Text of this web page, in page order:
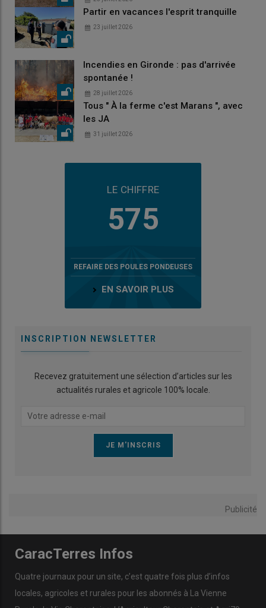
Partir en vacances l'esprit tranquille
23 juillet 2026
Incendies en Gironde : pas d'arrivée
spontanée !
28 juillet 2026
Tous " À la ferme c'est Marans ", avec
les JA
31 juillet 2026
LE CHIFFRE
575
REFAIRE DES POULES PONDEUSES
EN SAVOIR PLUS
INSCRIPTION NEWSLETTER
Recevez gratuitement une sélection d’articles sur les
actualités rurales et agricole 100% locale.
Publicité
CaracTerres Infos
Quatre journaux pour un site, c’est quatre fois plus d’infos
locales, agricoles et rurales pour les abonnés à La Vienne